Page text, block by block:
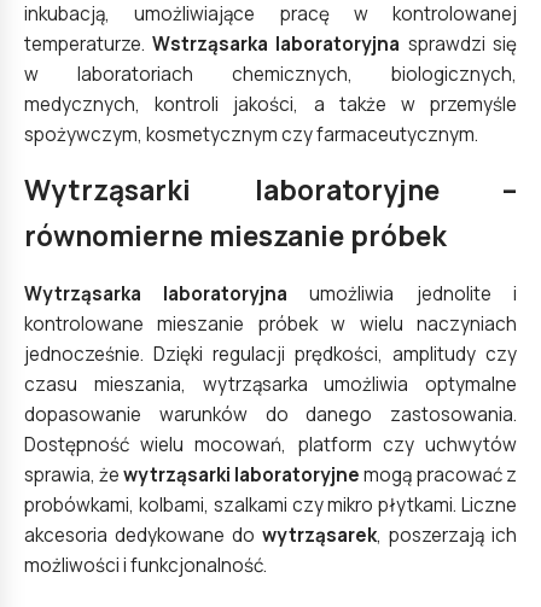
inkubacją, umożliwiające pracę w kontrolowanej
temperaturze. Wstrząsarka laboratoryjna sprawdzi się
w laboratoriach chemicznych, biologicznych,
medycznych, kontroli jakości, a także w przemyśle
spożywczym, kosmetycznym czy farmaceutycznym.
Wytrząsarki laboratoryjne –
równomierne mieszanie próbek
Wytrząsarka laboratoryjna umożliwia jednolite i
kontrolowane mieszanie próbek w wielu naczyniach
jednocześnie. Dzięki regulacji prędkości, amplitudy czy
czasu mieszania, wytrząsarka umożliwia optymalne
dopasowanie warunków do danego zastosowania.
Dostępność wielu mocowań, platform czy uchwytów
sprawia, żewytrząsarki laboratoryjnemogą pracować z
probówkami, kolbami, szalkami czy mikro płytkami. Liczne
akcesoria dedykowane do wytrząsarek, poszerzają ich
możliwości i funkcjonalność.